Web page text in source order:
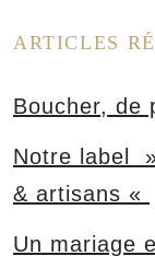
ARTICLES
Boucher, de
Notre label
& artisans «
Un mariage